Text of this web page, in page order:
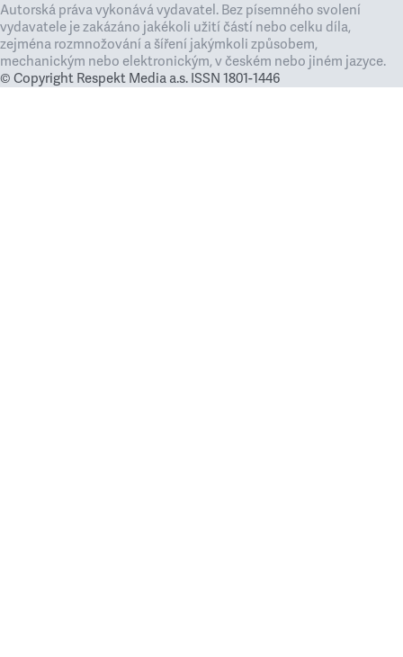
Autorská práva vykonává vydavatel. Bez písemného svolení
vydavatele je zakázáno jakékoli užití částí nebo celku díla,
zejména rozmnožování a šíření jakýmkoli způsobem,
mechanickým nebo elektronickým, v českém nebo jiném jazyce.
© Copyright Respekt Media a.s. ISSN 1801-1446